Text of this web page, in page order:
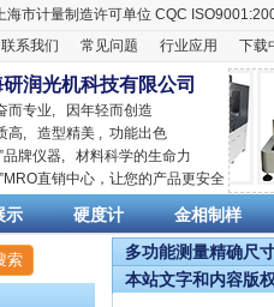
海市计量制造许可单位 CQC
联系我们 常见问题 行业应用 下载
研润光机科技有限公司
而专业, 因年轻而创造
高, 造型精美 , 功能出色
”品牌仪器, 材料科学的生命力
”MRO直销中心，让您的产品更安全
示 硬度计 金相制样
多功能测量精确尺
本站文字和内容版